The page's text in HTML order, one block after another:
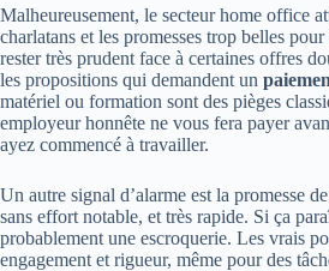
Malheureusement, le secteur home office
charlatans et les promesses trop belles
rester très prudent face à certaines offres
les propositions qui demandent un
matériel ou formation sont des pièges
employeur honnête ne vous fera payer
ayez commencé à travailler.
Un autre signal d’alarme est la promesse
sans effort notable, et très rapide. Si ça
probablement une escroquerie. Les vrais
engagement et rigueur, même pour des